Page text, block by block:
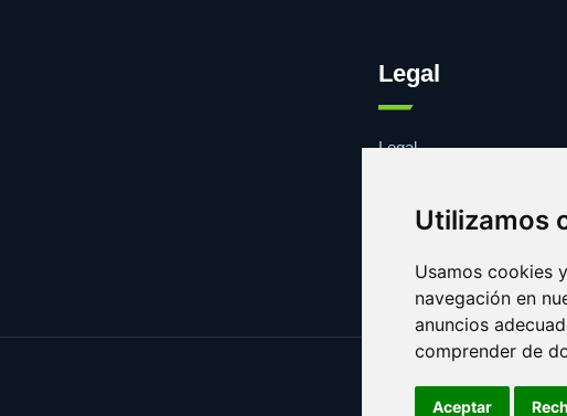
Utilizamos
Usamos cookies
navegación en
anuncios
comprender de
Aceptar
Legal
Legal
Contacto